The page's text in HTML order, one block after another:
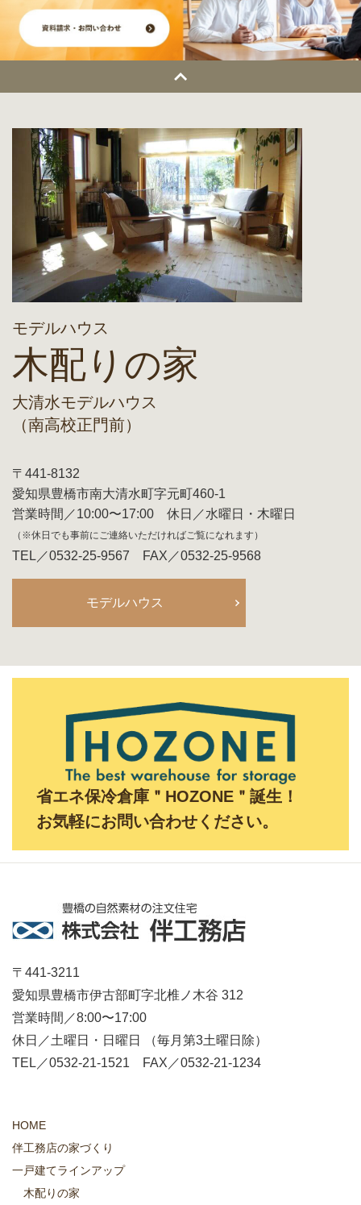
モデルハウス
木配りの家
大清水モデルハウス
（南高校正門前）
〒441-8132
愛知県豊橋市南大清水町字元町460-1
営業時間／10:00〜17:00 休日／水曜日・木曜日
（※休日でも事前にご連絡いただければご覧になれます）
TEL／0532-25-9567 FAX／0532-25-9568
モデルハウス
省エネ保冷倉庫＂HOZONE＂誕生！
お気軽にお問い合わせください。
〒441-3211
愛知県豊橋市伊古部町字北椎ノ木谷 312
営業時間／8:00〜17:00
休日／土曜日・日曜日 （毎月第3土曜日除）
TEL／0532-21-1521 FAX／0532-21-1234
HOME
伴工務店の家づくり
一戸建てラインアップ
木配りの家